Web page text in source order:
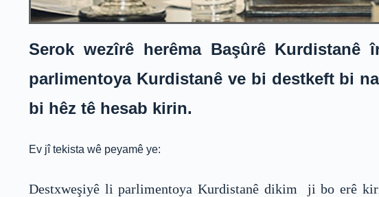
Serok wezîrê herêma Başûrê
parlimentoya Kurdistanê ve bi destkeft bi
bi hêz tê hesab kirin.
Ev jî tekista wê peyamê ye:
Destxweşiyê li parlimentoya Kurdistanê dikim ji bo erê